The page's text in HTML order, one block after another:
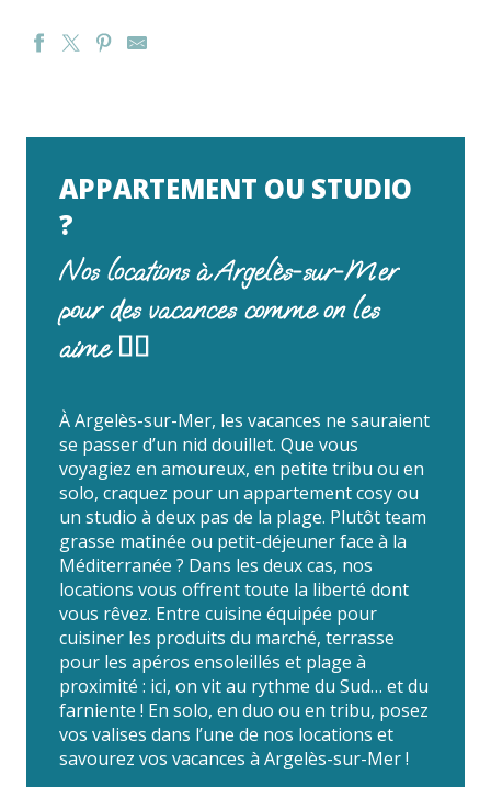
CASA LES CHÊNES VERTS
PLEIN SUD 142
RESIDENCE LES GOLFS CLAIRS
EL GALION
GITES DE LA TOUR PUJOL - LE TAMARIGUER
APPARTEMENT 4
VILLA THALASSA LE RACOU
APPARTEMENT OU STUDIO
?
Nos locations à Argelès-sur-Mer
pour des vacances comme on les
aime ✌🏼
À Argelès-sur-Mer, les vacances ne sauraient
se passer d’un nid douillet. Que vous
voyagiez en amoureux, en petite tribu ou en
solo, craquez pour un appartement cosy ou
un studio à deux pas de la plage. Plutôt team
grasse matinée ou petit-déjeuner face à la
Méditerranée ? Dans les deux cas, nos
locations vous offrent toute la liberté dont
vous rêvez. Entre cuisine équipée pour
cuisiner les produits du marché, terrasse
pour les apéros ensoleillés et plage à
proximité : ici, on vit au rythme du Sud… et du
farniente ! En solo, en duo ou en tribu, posez
vos valises dans l’une de nos locations et
savourez vos vacances à Argelès-sur-Mer !